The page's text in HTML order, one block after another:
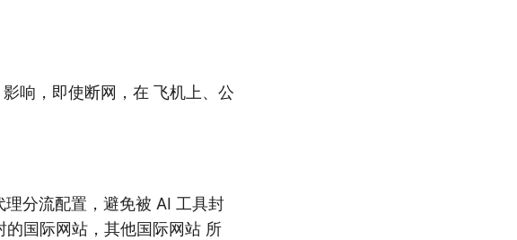
影响，即使断网，在 飞机上、公
理分流配置，避免被 AI 工具封
国际网站，其他国际网站 所